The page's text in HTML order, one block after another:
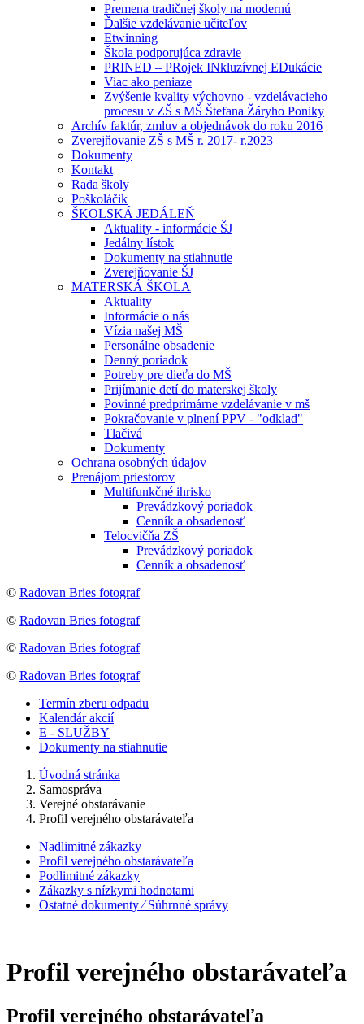
Premena tradičnej školy na modernú
Ďalšie vzdelávanie učiteľov
Etwinning
Škola podporujúca zdravie
PRINED – PRojek INkluzívnej EDukácie
Viac ako peniaze
Zvýšenie kvality výchovno - vzdelávacieho
procesu v ZŠ s MŠ Štefana Žáryho Poniky
Archív faktúr, zmluv a objednávok do roku 2016
Zverejňovanie ZŠ s MŠ r. 2017- r.2023
Dokumenty
Kontakt
Rada školy
Poškoláčik
ŠKOLSKÁ JEDÁLEŇ
Aktuality - informácie ŠJ
Jedálny lístok
Dokumenty na stiahnutie
Zverejňovanie ŠJ
MATERSKÁ ŠKOLA
Aktuality
Informácie o nás
Vízia našej MŠ
Personálne obsadenie
Denný poriadok
Potreby pre dieťa do MŠ
Prijímanie detí do materskej školy
Povinné predprimárne vzdelávanie v mš
Pokračovanie v plnení PPV - "odklad"
Tlačivá
Dokumenty
Ochrana osobných údajov
Prenájom priestorov
Multifunkčné ihrisko
Prevádzkový poriadok
Cenník a obsadenosť
Telocvičňa ZŠ
Prevádzkový poriadok
Cenník a obsadenosť
© Radovan Bries fotograf
© Radovan Bries fotograf
© Radovan Bries fotograf
© Radovan Bries fotograf
Termín zberu odpadu
Kalendár akcií
E - SLUŽBY
Dokumenty na stiahnutie
Úvodná stránka
Samospráva
Verejné obstarávanie
Profil verejného obstarávateľa
Nadlimitné zákazky
Profil verejného obstarávateľa
Podlimitné zákazky
Zákazky s nízkymi hodnotami
Ostatné dokumenty ⁄ Súhrnné správy
Profil verejného obstarávateľa
Profil verejného obstarávateľa